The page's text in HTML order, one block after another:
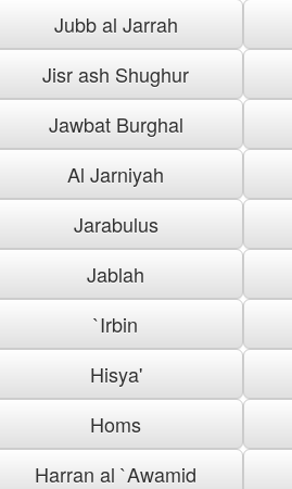
Jubb al Jarrah
Jisr ash Shughur
Jawbat Burghal
Al Jarniyah
Jarabulus
Jablah
`Irbin
Hisya'
Homs
Harran al `Awamid